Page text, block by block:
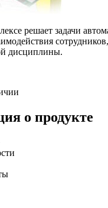
решает задачи
дисциплины.
о продукте